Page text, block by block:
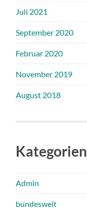
Juli 2021
September 2020
Februar 2020
November 2019
August 2018
Kategorien
Admin
bundesweit